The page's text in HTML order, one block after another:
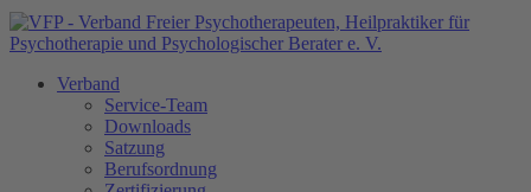
Verband
Service-Team
Downloads
Satzung
Berufsordnung